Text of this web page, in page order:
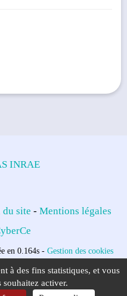
du site - Mentions légales
en 0.164s - Gestion des cookies
à des fins statistiques, et vous
activer.